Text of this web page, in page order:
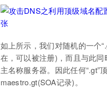
如上所示，我们对随机的一个
在，可以被注册)，而且与此
主名称服务器。因此任何“.gt”
maestro.gt(SOA记录)。